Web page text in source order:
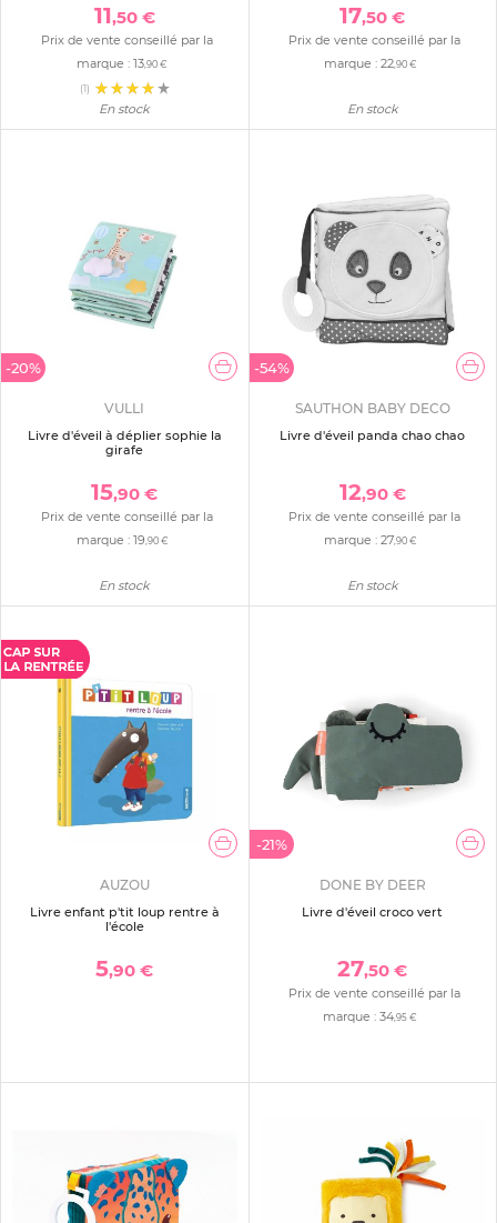
11,50 €
Prix de vente conseillé par la
marque :13 ,90 €
(1)
En stock
17,50 €
Prix de vente conseillé par la
marque : 22,90 €
En stock
-20%
VULLI
Livre d'éveil à déplier sophie la
girafe
15,90 €
Prix de vente conseillé par la
marque : 19 ,90 €
En stock
-54%
SAUTHON BABY DECO
Livre d'éveil panda chao chao
12,90 €
Prix de vente conseillé par la
marque : 27,90 €
En stock
AUZOU
Livre enfant p'tit loup rentre à
l'école
5,90 €
-21%
DONE BY DEER
Livre d'éveil croco vert
27,50 €
Prix de vente conseillé par la
marque :34 ,95 €